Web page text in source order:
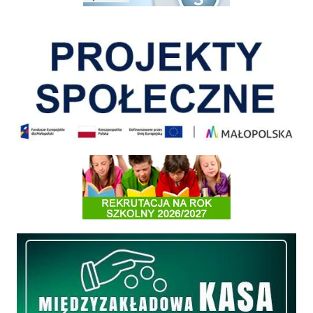
Informacja o terminach rekrutacji na rok szkolny 2026/2027
Międzyzakładowa Kasa Zapomogowo - Pożyczkowa